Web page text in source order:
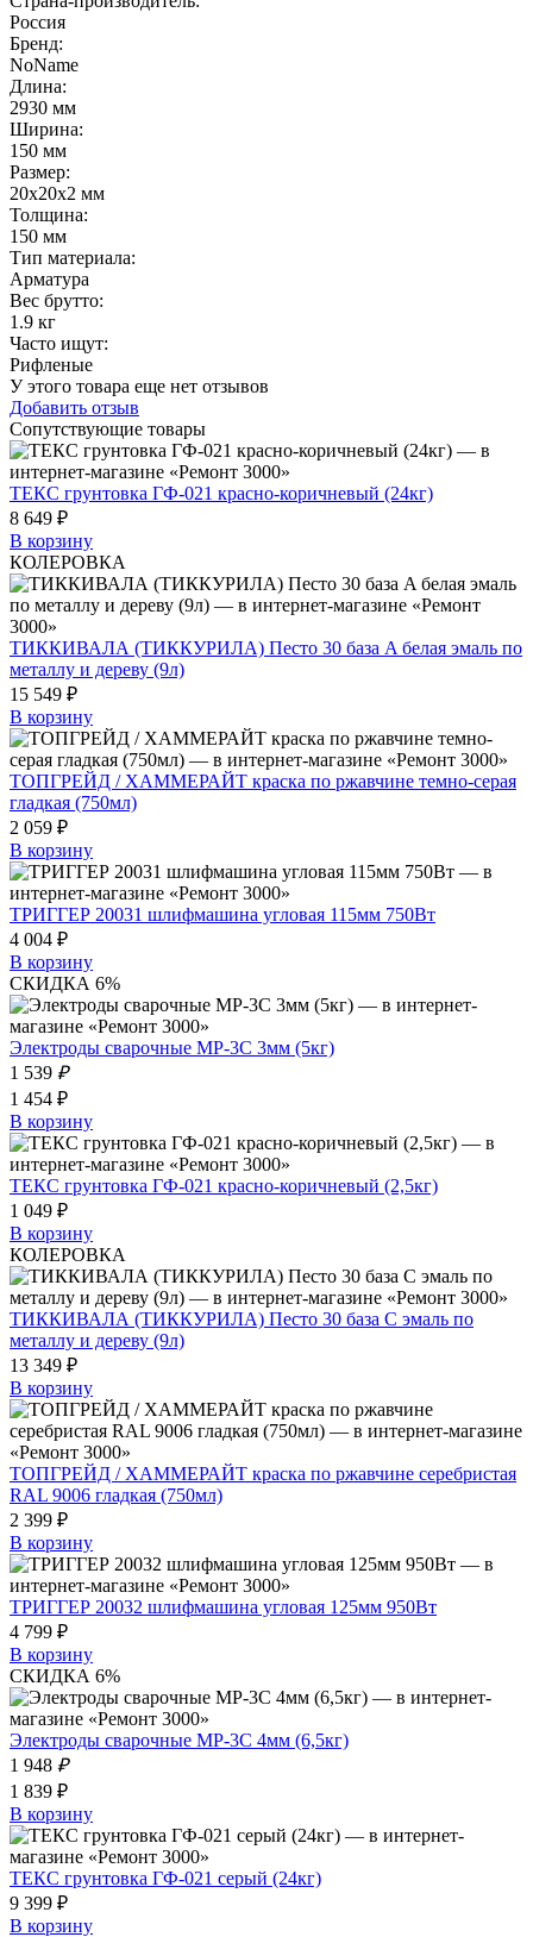
Россия
Бренд:
NoName
Длина:
2930 мм
Ширина:
150 мм
Размер:
20х20х2 мм
Толщина:
150 мм
Тип материала:
Арматура
Вес брутто:
1.9 кг
Часто ищут:
Рифленые
У этого товара еще нет отзывов
Добавить отзыв
Сопутствующие товары
ТЕКС грунтовка ГФ-021 красно-коричневый (24кг)
8 649 ₽
В корзину
КОЛЕРОВКА
ТИККИВАЛА (ТИККУРИЛА) Песто 30 база A белая эмаль по
металлу и дереву (9л)
15 549 ₽
В корзину
ТОПГРЕЙД / ХАММЕРАЙТ краска по ржавчине темно-серая
гладкая (750мл)
2 059 ₽
В корзину
ТРИГГЕР 20031 шлифмашина угловая 115мм 750Вт
4 004 ₽
В корзину
СКИДКА 6%
Электроды сварочные МР-3С 3мм (5кг)
1 539 ₽
1 454 ₽
В корзину
ТЕКС грунтовка ГФ-021 красно-коричневый (2,5кг)
1 049 ₽
В корзину
КОЛЕРОВКА
ТИККИВАЛА (ТИККУРИЛА) Песто 30 база C эмаль по
металлу и дереву (9л)
13 349 ₽
В корзину
ТОПГРЕЙД / ХАММЕРАЙТ краска по ржавчине серебристая
RAL 9006 гладкая (750мл)
2 399 ₽
В корзину
ТРИГГЕР 20032 шлифмашина угловая 125мм 950Вт
4 799 ₽
В корзину
СКИДКА 6%
Электроды сварочные МР-3С 4мм (6,5кг)
1 948 ₽
1 839 ₽
В корзину
ТЕКС грунтовка ГФ-021 серый (24кг)
9 399 ₽
В корзину